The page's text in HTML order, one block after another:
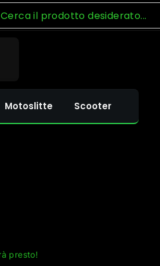
Motoslitte Scooter
presto!